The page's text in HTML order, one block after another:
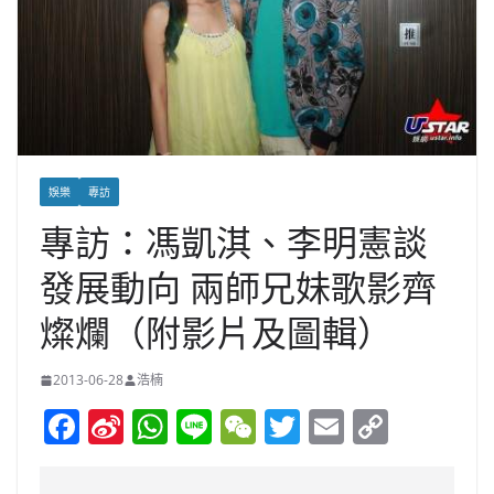
娛樂 專訪
專訪：馮凱淇、李明憲談
發展動向 兩師兄妹歌影齊
燦爛（附影片及圖輯）
2013-06-28 浩楠
F Si W Li W T E